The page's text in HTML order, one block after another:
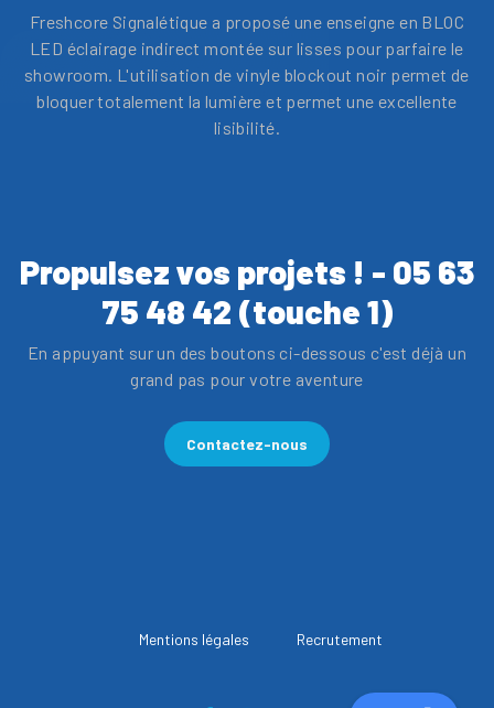
Freshcore Signalétique a proposé une enseigne en BLOC
LED éclairage indirect montée sur lisses pour parfaire le
showroom. L'utilisation de vinyle blockout noir permet de
bloquer totalement la lumière et permet une excellente
lisibilité.
Propulsez vos projets ! - 05 63
75 48 42 (touche 1)
En appuyant sur un des boutons ci-dessous c'est déjà un
grand pas pour votre aventure
Contactez-nous
Mentions légales Recrutement